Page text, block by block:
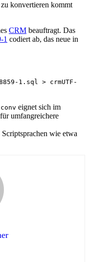
konvertieren kommt
CRM beauftragt. Das
1 codiert ab, das neue in
1.sql > crmUTF-
eignet sich im
umfangreichere
wie etwa